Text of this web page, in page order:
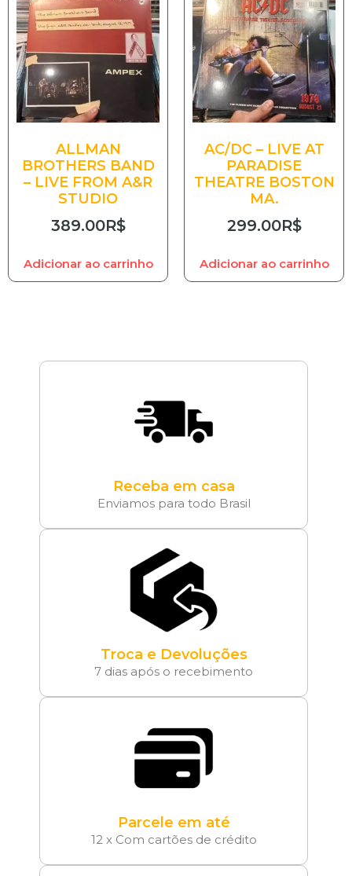
ALLMAN
BROTHERS BAND
– LIVE FROM A&R
STUDIO
389.00R$
Adicionar ao carrinho
AC/DC – LIVE AT
PARADISE
THEATRE BOSTON
MA.
299.00R$
Adicionar ao carrinho
Receba em casa
Enviamos para todo Brasil
Troca e Devoluções
7 dias após o recebimento
Parcele em até
12 x Com cartões de crédito